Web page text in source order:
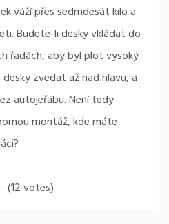
váží přes sedmdesát kilo a
Budete-li desky vkládat do
řadách, aby byl plot vysoký
zvedat až nad hlavu, a
autojeřábu. Není tedy
montáž, kde máte
(12 votes)